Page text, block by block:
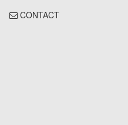
CONTACT